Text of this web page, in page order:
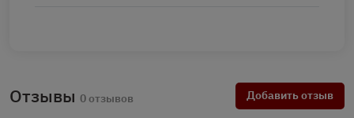
Отзывы 0 отзывов Добавить отзыв